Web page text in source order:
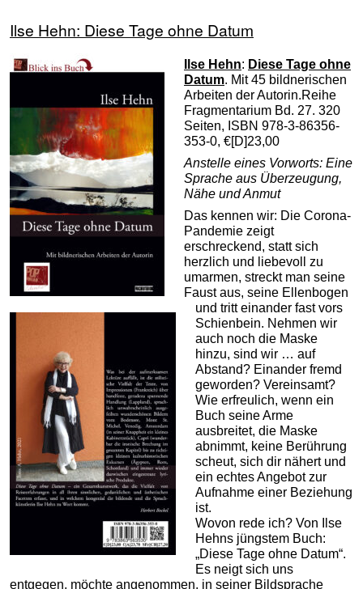
Ilse Hehn: Diese Tage ohne Datum
Ilse Hehn: Diese Tage ohne
Datum. Mit 45 bildnerischen
Arbeiten der Autorin.Reihe
Fragmentarium Bd. 27. 320
Seiten, ISBN 978-3-86356-
353-0, €[D]23,00
Anstelle eines Vorworts: Eine
Sprache aus Überzeugung,
Nähe und Anmut
Das kennen wir: Die Corona-
Pandemie zeigt
erschreckend, statt sich
herzlich und liebevoll zu
umarmen, streckt man seine
Faust aus, seine Ellenbogen
und tritt einander fast vors
Schienbein. Nehmen wir
auch noch die Maske
hinzu, sind wir … auf
Abstand? Einander fremd
geworden? Vereinsamt?
Wie erfreulich, wenn ein
Buch seine Arme
ausbreitet, die Maske
abnimmt, keine Berührung
scheut, sich dir nähert und
ein echtes Angebot zur
Aufnahme einer Beziehung
ist.
Wovon rede ich? Von Ilse
Hehns jüngstem Buch:
„Diese Tage ohne Datum“.
Es neigt sich uns
entgegen, möchte angenommen, in seiner Bildsprache